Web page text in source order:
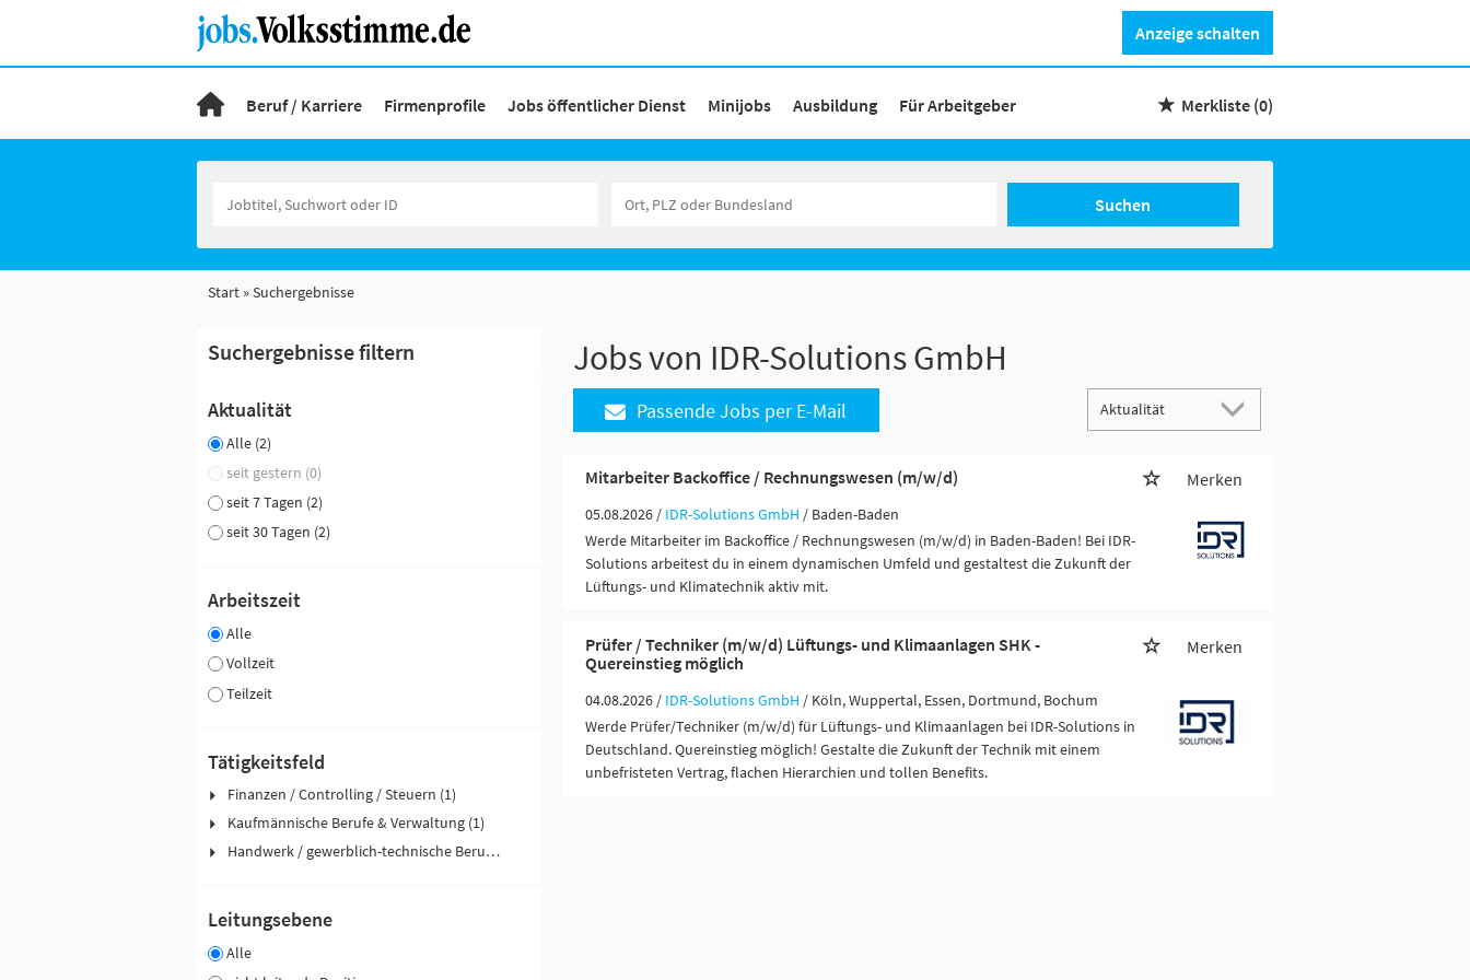
Anzeige schalten
Beruf / Karriere Firmenprofile Jobs öffentlicher Dienst Minijobs Ausbildung Für Arbeitgeber Merkliste (0)
Suchen
Start Suchergebnisse
Suchergebnisse filtern
Aktualität
Alle (2)
seit gestern (0)
seit 7 Tagen (2)
seit 30 Tagen (2)
Arbeitszeit
Alle
Vollzeit
Teilzeit
Tätigkeitsfeld
Finanzen / Controlling / Steuern (1)
Kaufmännische Berufe & Verwaltung (1)
Handwerk / gewerblich-technische Berufe (1)
Leitungsebene
Alle
Jobs von IDR-Solutions GmbH
Passende Jobs per E-Mail
Mitarbeiter Backoffice / Rechnungswesen (m/w/d) Merken
05.08.2026 / IDR-Solutions GmbH / Baden-Baden
Werde Mitarbeiter im Backoffice / Rechnungswesen (m/w/d) in Baden-Baden! Bei IDR-
Solutions arbeitest du in einem dynamischen Umfeld und gestaltest die Zukunft der
Lüftungs- und Klimatechnik aktiv mit.
Prüfer / Techniker (m/w/d) Lüftungs- und Klimaanlagen SHK -
Quereinstieg möglich
Merken
04.08.2026 / IDR-Solutions GmbH / Köln, Wuppertal, Essen, Dortmund, Bochum
Werde Prüfer/Techniker (m/w/d) für Lüftungs- und Klimaanlagen bei IDR-Solutions in
Deutschland. Quereinstieg möglich! Gestalte die Zukunft der Technik mit einem
unbefristeten Vertrag, flachen Hierarchien und tollen Benefits.